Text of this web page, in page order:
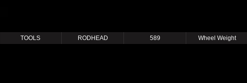
TOOLS RODHEAD 589 Wheel Weight